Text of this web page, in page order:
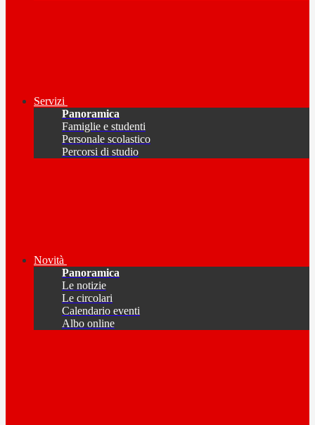
Servizi
Panoramica
Famiglie e studenti
Personale scolastico
Percorsi di studio
Novità
Panoramica
Le notizie
Le circolari
Calendario eventi
Albo online